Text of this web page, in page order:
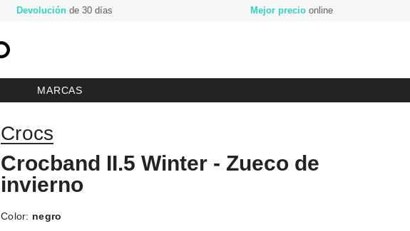
Devolución de 30 días Mejor precioonline
MARCAS
Crocs
Crocband II.5 Winter - Zueco de
invierno
Color: negro